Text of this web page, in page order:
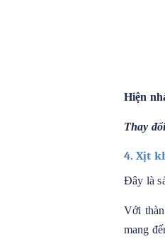
Hiện
Thay
4. Xịt
Đây là
Với
mang